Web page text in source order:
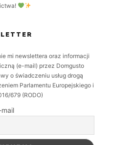
mi newslettera oraz informacji
(e-mail) przez Domgusto
o świadczeniu usług drogą
Parlamentu Europejskiego i
679 (RODO)
mail